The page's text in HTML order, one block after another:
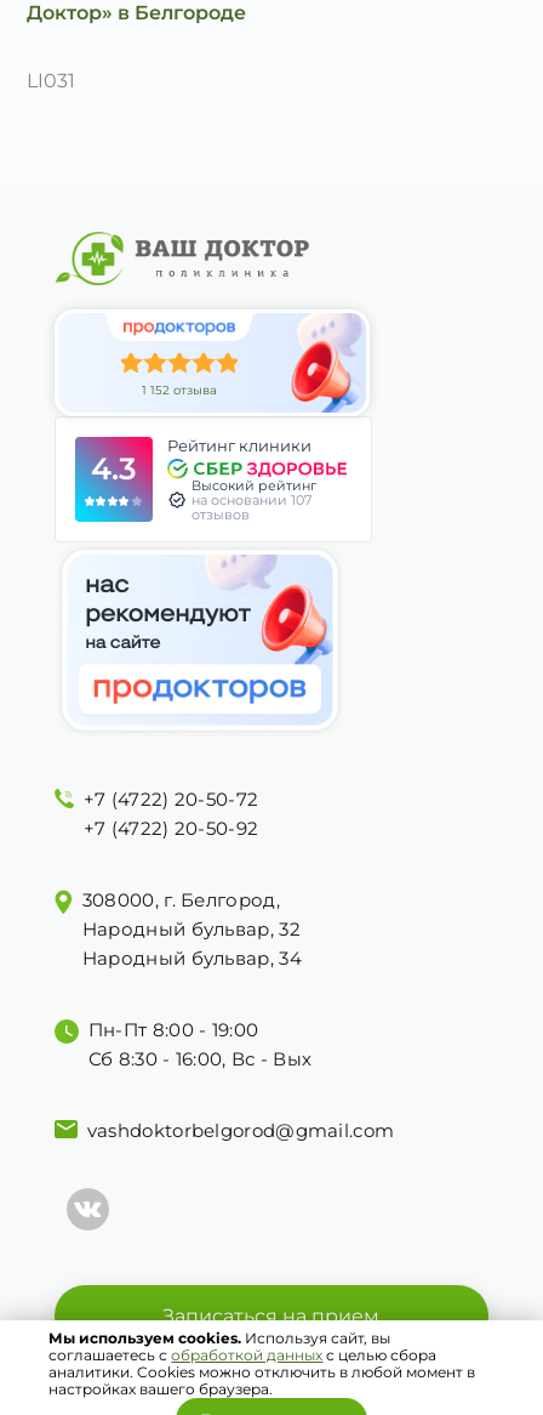
Доктор» в Белгороде
LI031
1 152 отзыва
4.3
Рейтинг клиники
Высокий рейтинг
на основании 107
отзывов
+7 (4722) 20-50-72
+7 (4722) 20-50-92
308000, г. Белгород,
Народный бульвар, 32
Народный бульвар, 34
Пн-Пт 8:00 - 19:00
Сб 8:30 - 16:00, Вс - Вых
vashdoktorbelgorod@gmail.com
Записаться на прием
© 2021 Ваш Доктор. Все права защищены.
Мы используем cookies. Используя сайт, вы
соглашаетесь собработкой данных с целью сбора
аналитики. Cookies можно отключить в любой момент в
настройках вашего браузера.